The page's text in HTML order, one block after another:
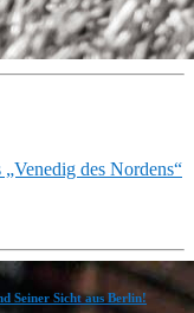
des Nordens“
Seiner Sicht aus Berlin!